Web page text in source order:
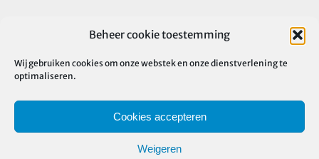
Beheer cookie toestemming
Wij gebruiken cookies om onze webstek en onze dienstverlening te
optimaliseren.
Cookies accepteren
Weigeren